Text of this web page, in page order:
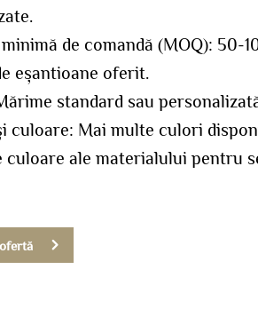
de comandă (MOQ): 50-
eșantioane oferit.
standard sau
culoare: Mai multe culori
culoare ale materialului pentru